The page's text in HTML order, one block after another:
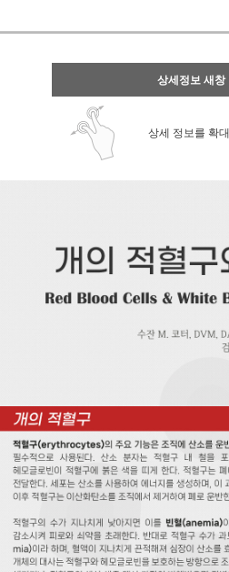
상세정보 새창
상세 정보를 확